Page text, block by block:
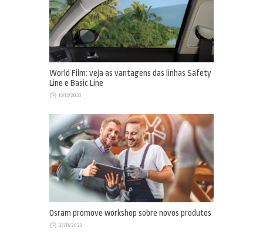
World Film: veja as vantagens das linhas Safety
Line e Basic Line
15/12/2023
Osram promove workshop sobre novos produtos
23/11/2023